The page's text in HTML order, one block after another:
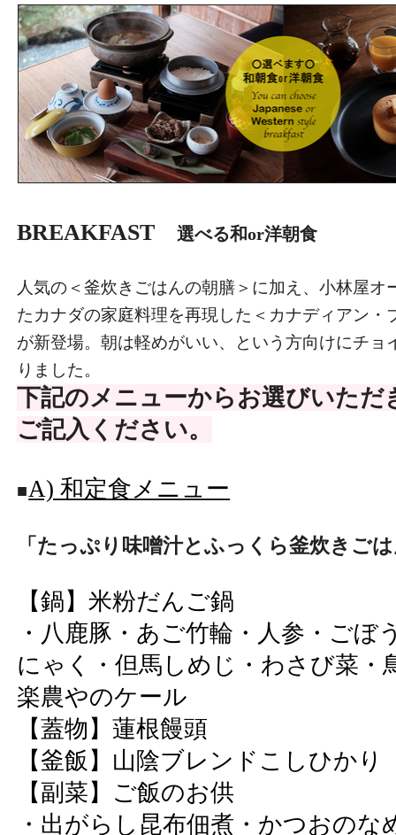
BREAKFAST 選べる和or洋朝食
人気の＜釜炊きごはんの朝膳＞に加え、小林屋オ
たカナダの家庭料理を再現した＜カナディアン・
が新登場。朝は軽めがいい、という方向けにチョ
りました。
下記のメニューからお選びいただ
ご記入ください。
■A) 和定食メニュー
「たっぷり味噌汁とふっくら釜炊きご
【鍋】米粉だんご鍋
・八鹿豚・あご竹輪・人参・ごぼ
にゃく・但馬しめじ・わさび菜・
楽農やのケール
【蓋物】蓮根饅頭
【釜飯】山陰ブレンドこしひかり
【副菜】ご飯のお供
・出がらし昆布佃煮・かつおのな